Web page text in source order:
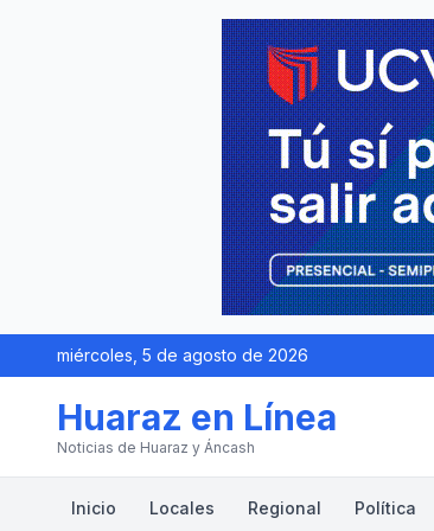
miércoles, 5 de agosto de 2026
Huaraz en Línea
Noticias de Huaraz y Áncash
Inicio Locales Regional Política